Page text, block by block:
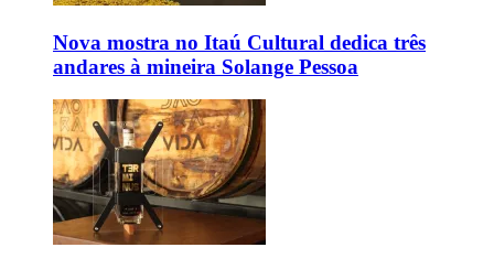
Nova mostra no Itaú Cultural dedica três
andares à mineira Solange Pessoa